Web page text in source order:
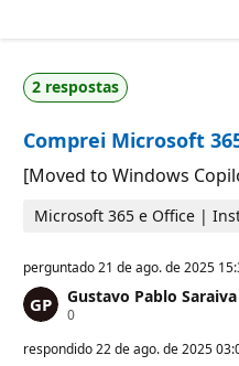
p
u
t
ç
o
s
d
e
e
p
u
t
ç
2 respostas
Comprei Microsoft
[Moved to Windows
Microsoft 365 e Office |
perguntado21 de ago. de 2025
Gustavo Pablo Saraiva
0P
n
respondido22 de ago. de 2025